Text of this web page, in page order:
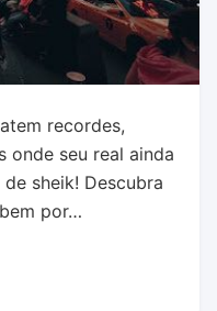
recordes,
onde seu real ainda
sheik! Descubra
por…